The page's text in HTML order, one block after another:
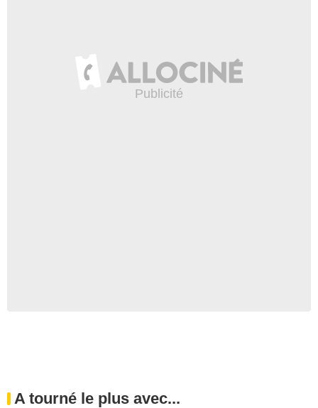
A tourné le plus avec...